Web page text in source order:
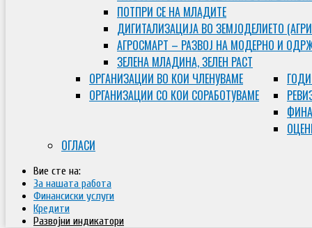
ПОТПРИ СЕ НА МЛАДИТЕ
ДИГИТАЛИЗАЦИЈА ВО ЗЕМЈОДЕЛИЕТО
АГРОСМАРТ – РАЗВОЈ НА МОДЕРНО И
ЗЕЛЕНА МЛАДИНА, ЗЕЛЕН РАСТ
ОРГAНИЗАЦИИ ВО КОИ ЧЛЕНУВАМЕ
ОРГАНИЗАЦИИ СО КОИ СОРАБОТУВАМЕ
ОГЛАСИ
Вие сте на:
За нашата работа
Финансиски услуги
Кредити
Развојни индикатори